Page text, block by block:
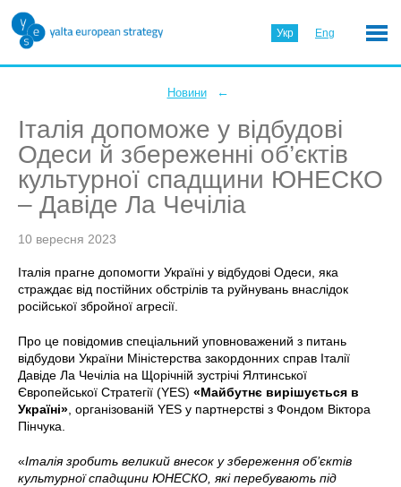
Укр Eng
Новини ←
Італія допоможе у відбудові
Одеси й збереженні об’єктів
культурної спадщини ЮНЕСКО
– Давіде Ла Чечіліа
10 вересня 2023
Італія прагне допомогти Україні у відбудові Одеси, яка
страждає від постійних обстрілів та руйнувань внаслідок
російської збройної агресії.
Про це повідомив спеціальний уповноважений з питань
відбудови України Міністерства закордонних справ Італії
Давіде Ла Чечіліа на Щорічній зустрічі Ялтинської
Європейської Стратегії (YES) «Майбутнє вирішується в
Україні» , організованій YES у партнерстві з Фондом Віктора
Пінчука.
«Італія зробить великий внесок у збереження об’єктів
культурної спадщини ЮНЕСКО, які перебувають під